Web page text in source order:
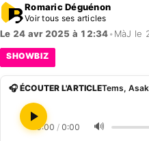
Romaric Déguénon
Voir tous ses articles
Le 24 avr 2025 à 12:34• MàJ le
SHOWBIZ
🎧 ÉCOUTER L'ARTICLETems,
0:00 / 0:00 🔊